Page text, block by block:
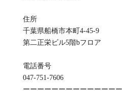
住所
千葉県船橋市本町4-45-9
第二正栄ビル5階bフロア
電話番号
047-751-7606
ーーーーーーーーーーーーー